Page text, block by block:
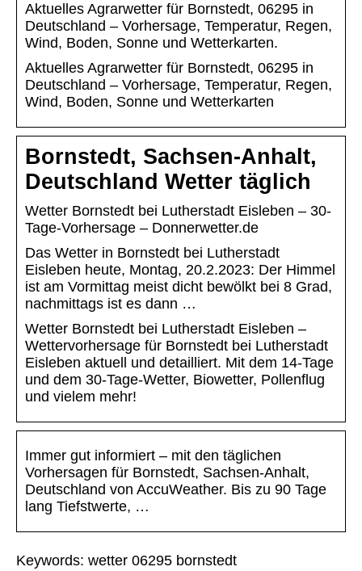
Aktuelles Agrarwetter für Bornstedt, 06295 in
Deutschland – Vorhersage, Temperatur, Regen,
Wind, Boden, Sonne und Wetterkarten.
Aktuelles Agrarwetter für Bornstedt, 06295 in
Deutschland – Vorhersage, Temperatur, Regen,
Wind, Boden, Sonne und Wetterkarten
Bornstedt, Sachsen-Anhalt,
Deutschland Wetter täglich
Wetter Bornstedt bei Lutherstadt Eisleben – 30-
Tage-Vorhersage – Donnerwetter.de
Das Wetter in Bornstedt bei Lutherstadt
Eisleben heute, Montag, 20.2.2023: Der Himmel
ist am Vormittag meist dicht bewölkt bei 8 Grad,
nachmittags ist es dann …
Wetter Bornstedt bei Lutherstadt Eisleben –
Wettervorhersage für Bornstedt bei Lutherstadt
Eisleben aktuell und detailliert. Mit dem 14-Tage
und dem 30-Tage-Wetter, Biowetter, Pollenflug
und vielem mehr!
Immer gut informiert – mit den täglichen
Vorhersagen für Bornstedt, Sachsen-Anhalt,
Deutschland von AccuWeather. Bis zu 90 Tage
lang Tiefstwerte, …
Keywords: wetter 06295 bornstedt